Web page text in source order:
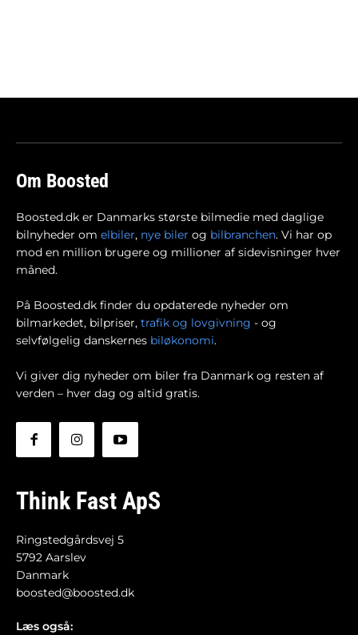
Om Boosted
Boosted.dk er Danmarks største bilmedie med daglige
bilnyheder om elbiler, nye biler og bilbranchen. Vi har op
mod en million brugere og millioner af sidevisninger hver
måned.
På Boosted.dk finder du opdaterede nyheder om
bilmarkedet, bilpriser, trafik og lovgivning - og
selvfølgelig danskernes biløkonomi.
Vi giver dig nyheder om biler fra Danmark og resten af
verden – hver dag og altid gratis.
Think Fast ApS
Ringstedgårdsvej 5
5792 Aarslev
Danmark
boosted@boosted.dk
Læs også: